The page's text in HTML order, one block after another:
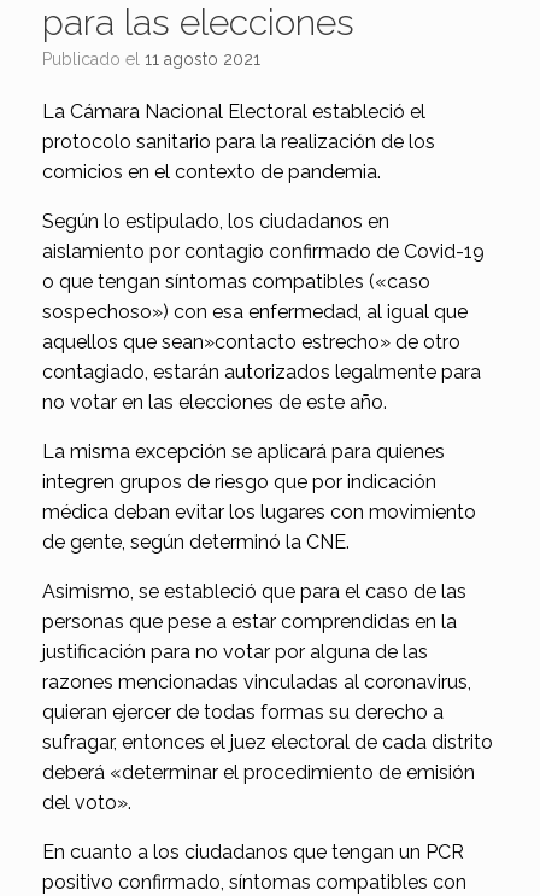
para las elecciones
Publicado el 11 agosto 2021
La Cámara Nacional Electoral estableció el
protocolo sanitario para la realización de los
comicios en el contexto de pandemia.
Según lo estipulado, los ciudadanos en
aislamiento por contagio confirmado de Covid-19
o que tengan síntomas compatibles («caso
sospechoso») con esa enfermedad, al igual que
aquellos que sean»contacto estrecho» de otro
contagiado, estarán autorizados legalmente para
no votar en las elecciones de este año.
La misma excepción se aplicará para quienes
integren grupos de riesgo que por indicación
médica deban evitar los lugares con movimiento
de gente, según determinó la CNE.
Asimismo, se estableció que para el caso de las
personas que pese a estar comprendidas en la
justificación para no votar por alguna de las
razones mencionadas vinculadas al coronavirus,
quieran ejercer de todas formas su derecho a
sufragar, entonces el juez electoral de cada distrito
deberá «determinar el procedimiento de emisión
del voto».
En cuanto a los ciudadanos que tengan un PCR
positivo confirmado, síntomas compatibles con